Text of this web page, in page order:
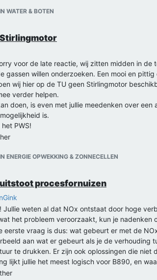
lichte wind. Bij veel wind loopt een
WATER & BOTEN
Stirlingmotor
voor de late reactie, wij zitten midden in
gassen willen onderzoeken. Een mooi en pittig
wij hier op de TU geen Stirlingmotor
verder helpen.
doen, is even met jullie meedenken over
is.
PWS!
ENERGIE OPWEKKING & ZONNECELLEN
uitstoot procesfornuizen
Jullie weten al dat NOx ontstaat door hoge
het probleem veroorzaakt, kun je nadenken
eerste vraag is dus: wat gebeurt er met de
aan wat er gebeurt als je de verhouding
te drukken. Er zijn ook oplossingen die
lijkt jullie het meest logisch voor B890, en